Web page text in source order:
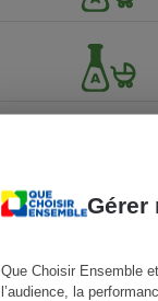
Gérer
Que Choisir Ensemble
l’audience, la